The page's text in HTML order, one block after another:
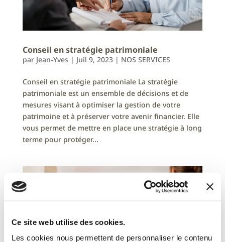
Ce site web utilise des cookies.
Les cookies nous permettent de personnaliser le contenu
Conseil en stratégie patrimoniale
par Jean-Yves | Juil 9, 2023| NOS SERVICES
Conseil en stratégie patrimoniale La stratégie
patrimoniale est un ensemble de décisions et de
mesures visant à optimiser la gestion de votre
patrimoine et à préserver votre avenir financier. Elle
vous permet de mettre en place une stratégie à long
terme pour protéger...